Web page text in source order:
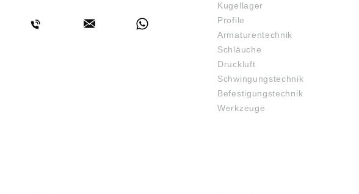
Kugellager
Profile
Armaturentechnik
Schläuche
Druckluft
Schwingungstechnik
Befestigungstechnik
Werkzeuge